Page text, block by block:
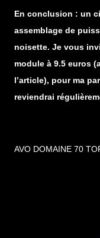
En conclusion : un
assemblage de
noisette. Je vous
module à 9.5 euros
l’article), pour ma
reviendrai
AVO DOMAINE 70